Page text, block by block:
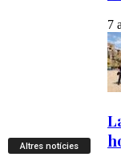
Altres notícies